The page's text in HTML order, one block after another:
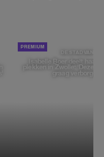
DE STAD VAN
Isabelle Boer deelt haar
plekken in Zwolle: 'Deze
graag verborgen'